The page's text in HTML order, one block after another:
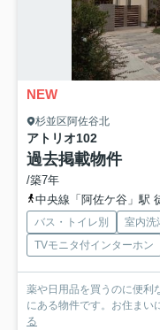
NEW
杉並区阿佐谷北
アトリオ102
過去掲載物件
/築7年
中央線「阿佐ケ谷」駅
バス・トイレ別 室内洗
TVモニタ付インターホン
薬や日用品を買うのに便利
にある物件です。お住まい
る